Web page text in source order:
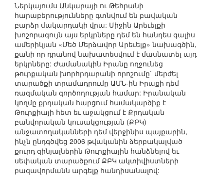
Ներկայումս Անկարայի ու Թեհրանի
հարաբերությունները գտնվում են բավական
բարձր մակարդակի վրա: Միջին Արեւելքի
խոշորագույն այս երկրները դեմ են հանդես գալիս
ամերիկյան «Մեծ Մերձավոր Արեւելք» նախագծին,
քանի որ դրանով նախատեսվում է մասնատել այդ
երկրները: Ժամանակին Իրանը ողջունեց
թուրքական խորհրդարանի որոշումը` մերժել
տարածքի տրամադրումը ԱՄՆ-ին Իրաքի դեմ
ռազմական գործողության համար: Իրանական
կողմը քրդական հարցում համակարծիք է
Թուրքիայի հետ եւ աջակցում է Քրդական
բանվորական կուսակցության (ՔԲԿ)
անջատողականների դեմ վերջինիս պայքարին,
ինչն ընդգծվեց 2006 թվականին ձերբակալված
քուրդ զինյալներին Թուրքիային հանձնելով եւ
սեփական տարածքում ՔԲԿ ակտիվիստների
բազավորմանն արգելք հանդիսանալով: